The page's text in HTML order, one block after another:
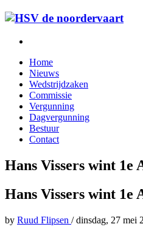
Home
Nieuws
Wedstrijdzaken
Commissie
Vergunning
Dagvergunning
Bestuur
Contact
Hans Vissers wint 1e
Hans Vissers wint 1e
by Ruud Flipsen /dinsdag, 27 mei